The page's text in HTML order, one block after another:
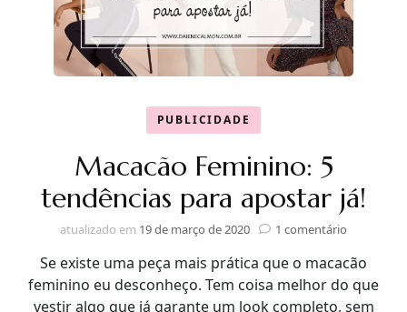
PUBLICIDADE
Macacão Feminino: 5
tendências para apostar já!
atualizado em 19 de março de 2020 1 comentário
Feminino:
5
Se existe uma peça mais prática que o macacão
feminino eu desconheço. Tem coisa melhor do que
vestir algo que já garante um look completo, sem